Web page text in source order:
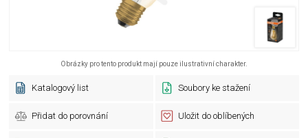
Obrázky pro tento produkt mají pouze ilustrativní charakter.
Katalogový list Soubory ke stažení
Přidat do porovnání Uložit do oblíbených